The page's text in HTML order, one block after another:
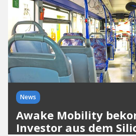
News
Awake Mobility
Investor aus dem